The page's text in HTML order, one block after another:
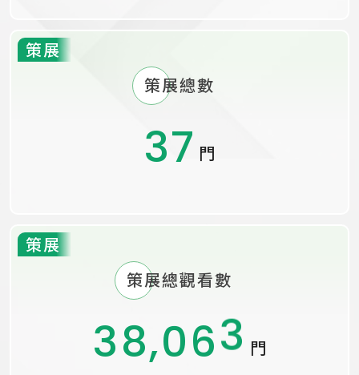
23
2
0
00
策展
策展總數
37 門
策展
策展總觀看數
4
3
9
8,
4
3
1
0
9
7
6
4
3 門